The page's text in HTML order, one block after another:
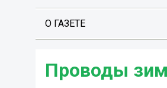
О ГАЗЕТЕ
Проводы